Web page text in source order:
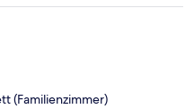
(Familienzimmer)